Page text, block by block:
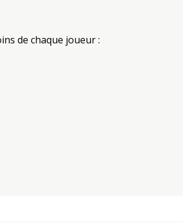
de chaque joueur :